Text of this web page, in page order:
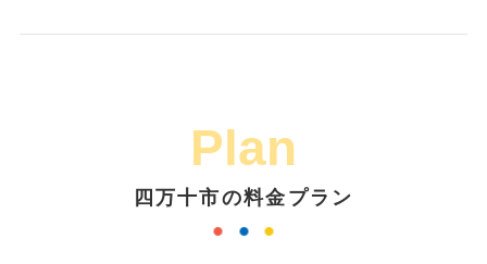
Plan
四万十市の料金プラン